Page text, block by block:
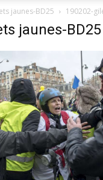
jaunes-BD25 190202-
jaunes-BD25